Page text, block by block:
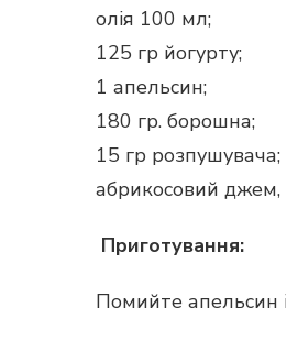
олія 100 мл;
125 гр йогурту;
1 апельсин;
180 гр. борошна;
15 гр розпушувача;
абрикосовий джем,
Приготування:
Помийте апельсин і